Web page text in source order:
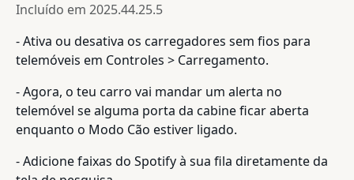
Incluído em 2025.44.25.5
- Ativa ou desativa os carregadores sem fios para
telemóveis em Controles > Carregamento.
- Agora, o teu carro vai mandar um alerta no
telemóvel se alguma porta da cabine ficar aberta
enquanto o Modo Cão estiver ligado.
- Adicione faixas do Spotify à sua fila diretamente da